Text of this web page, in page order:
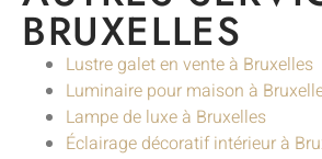
BRUXELLES
Lustre galet en vente à Bruxelles
Luminaire pour maison à
Lampe de luxe à Bruxelles
Éclairage décoratif intérieur à